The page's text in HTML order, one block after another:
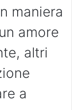
maniera
amore
altri
a